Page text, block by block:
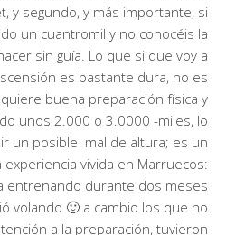
y segundo, y más importante, si
un cuantromil y no conocéis la
sin guía. Lo que si que voy a
es bastante dura, no es
buena preparación física y
unos 2.000 o 3.0000 -miles, lo
un posible mal de altura; es un
vivida en Marruecos:
entrenando durante dos meses
volando 🙂 a cambio los que no
a la preparación, tuvieron